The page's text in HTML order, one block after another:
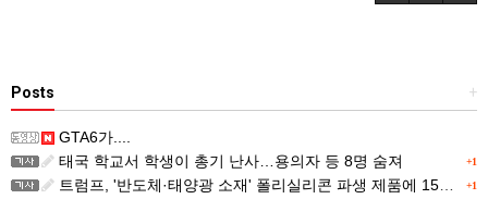
+
Posts
GTA6가....
+1
태국 학교서 학생이 총기 난사…용의자 등 8명 숨져
+1
트럼프, '반도체·태양광 소재' 폴리실리콘 파생 제품에 15% 관세...한국 기업도 영향